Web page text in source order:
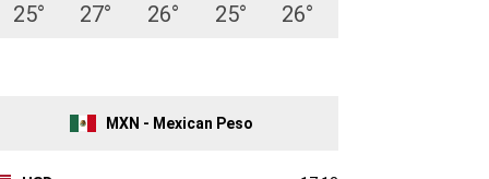
25° 27° 26° 25° 26°
MXN - Mexican Peso